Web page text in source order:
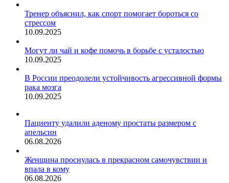
Тренер объяснил, как спорт помогает бороться со
стрессом
10.09.2025
Могут ли чай и кофе помочь в борьбе с усталостью
10.09.2025
В России преодолели устойчивость агрессивной формы
рака мозга
10.09.2025
Пациенту удалили аденому простаты размером с
апельсин
06.08.2026
Женщина проснулась в прекрасном самочувствии и
впала в кому
06.08.2026